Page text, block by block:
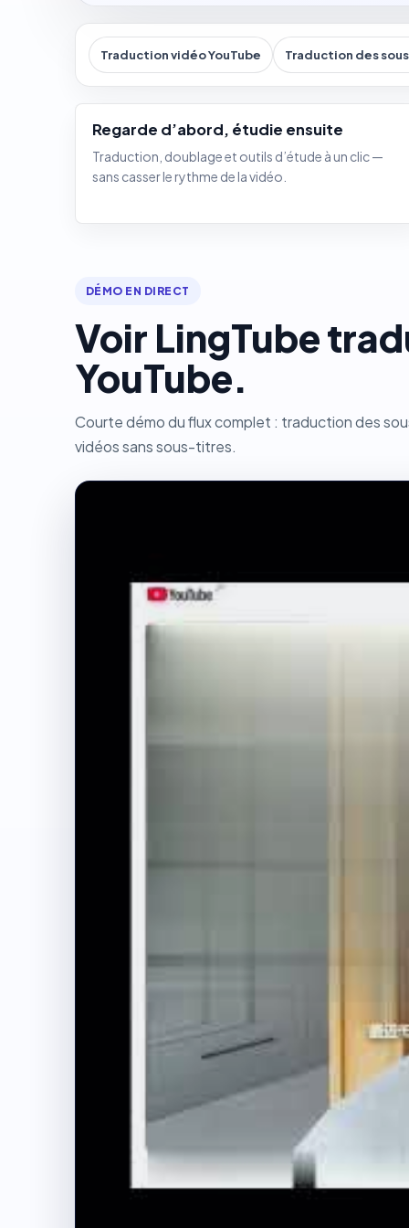
Traduction vidéo YouTube Traduction des
Regarde d’abord, étudie ensuite
Traduction, doublage et outils d’étude à un clic —
sans casser le rythme de la vidéo.
DÉMO EN DIRECT
Voir LingTube
YouTube.
Courte démo du flux complet : traduction des
vidéos sans sous-titres.